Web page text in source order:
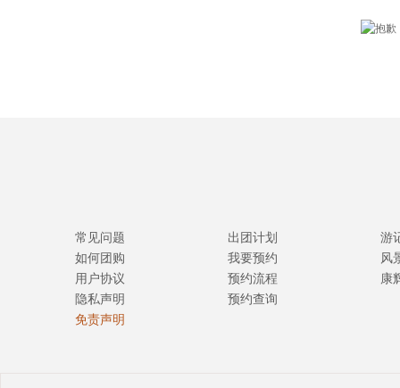
常见问题
如何团购
用户协议
隐私声明
免责声明
出团计划
我要预约
预约流程
预约查询
游
风
康